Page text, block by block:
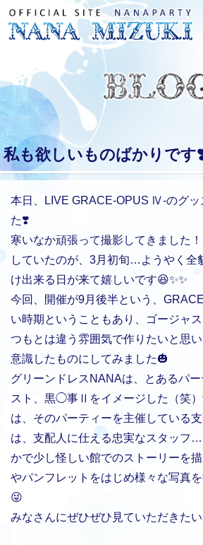
私も欲しいものばかりです
本日、LIVE GRACE-OPUS Ⅳ-のグッ
た❣️
寒いなか頑張って撮影してきました
していたのが、3月初旬…ようやく全
け出来る日が来て嬉しいです😆✨✨
今回、開催が9月後半という、
い時期ということもあり、ゴージャ
つもとは違う雰囲気で作りたいと思
意識したものにしてみました🎃
グリーンドレスNANAは、とあるパ
スト、黒◯事Ⅱをイメージした（笑
は、そのパーティーを主催している
は、支配人に仕える忠実なスタッフ
かで少し怪しい館でのストーリーを
やパンフレットをはじめ様々な写真
😜
みなさんにぜひぜひ見ていただきた